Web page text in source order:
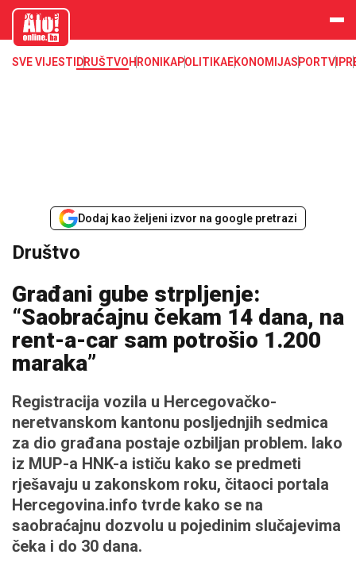
aloonline.b
SVE VIJESTI DRUŠTVOHRONIKAPOLITIKAEKONOMIJASPORTVIP
Dodaj kao željeni izvor na google pretrazi
Društvo
Građani gube strpljenje:
“Saobraćajnu čekam 14 dana, na
rent-a-car sam potrošio 1.200
maraka”
Registracija vozila u Hercegovačko-
neretvanskom kantonu posljednjih sedmica
za dio građana postaje ozbiljan problem. Iako
iz MUP-a HNK-a ističu kako se predmeti
rješavaju u zakonskom roku, čitaoci portala
Hercegovina.info tvrde kako se na
saobraćajnu dozvolu u pojedinim slučajevima
čeka i do 30 dana.